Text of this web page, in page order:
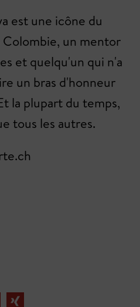
est une icône du
un mentor
et quelqu'un qui n'a
un bras d'honneur
la plupart du temps,
tous les autres.